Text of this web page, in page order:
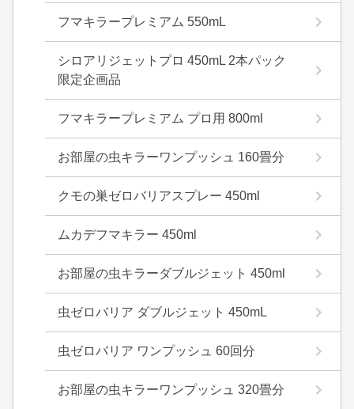
フマキラープレミアム 550mL
シロアリジェットプロ 450mL 2本パック
限定企画品
フマキラープレミアム プロ用 800ml
お部屋の虫キラーワンプッシュ 160畳分
クモの巣ゼロバリアスプレー 450ml
ムカデフマキラー 450ml
お部屋の虫キラーダブルジェット 450ml
虫ゼロバリア ダブルジェット 450mL
虫ゼロバリア ワンプッシュ 60回分
お部屋の虫キラーワンプッシュ 320畳分